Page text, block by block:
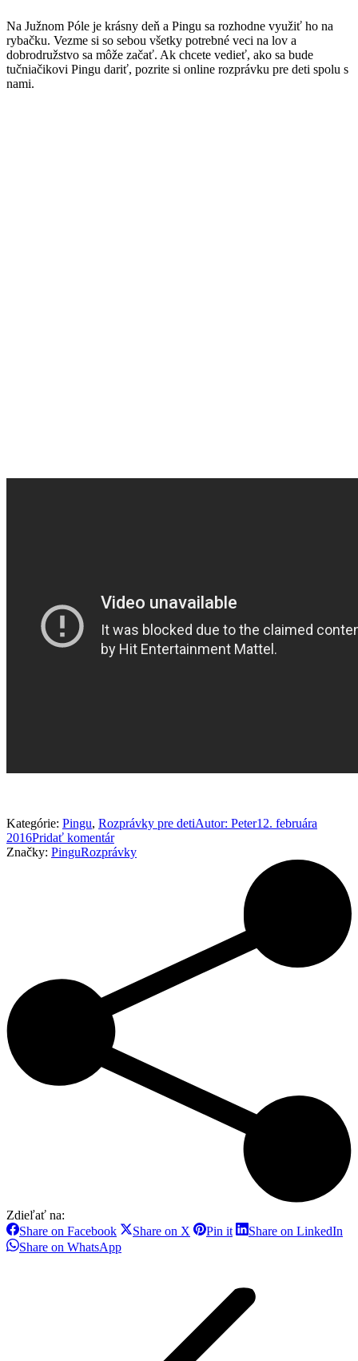
Na Južnom Póle je krásny deň a Pingu sa rozhodne využiť ho na
rybačku. Vezme si so sebou všetky potrebné veci na lov a
dobrodružstvo sa môže začať. Ak chcete vedieť, ako sa bude
tučniačikovi Pingu dariť, pozrite si online rozprávku pre deti spolu s
nami.
Kategórie: Pingu, Rozprávky pre detiAutor: Peter12. februára
2016Pridať komentár
Značky: PinguRozprávky
Zdieľať na:
Share on FacebookShare
on
Facebook
Share on X SharePin itShareShare on LinkedIn
Share on WhatsAppShare